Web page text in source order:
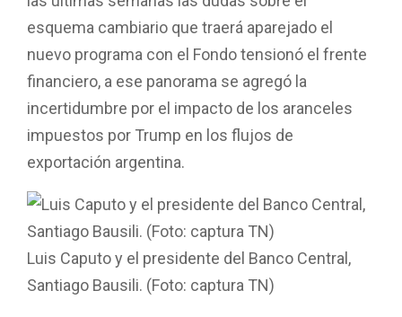
esquema cambiario que traerá aparejado el
nuevo programa con el Fondo tensionó el frente
financiero, a ese panorama se agregó la
incertidumbre por el impacto de los aranceles
impuestos por Trump en los flujos de
exportación argentina.
Luis Caputo y el presidente del Banco Central,
Santiago Bausili. (Foto: captura TN)